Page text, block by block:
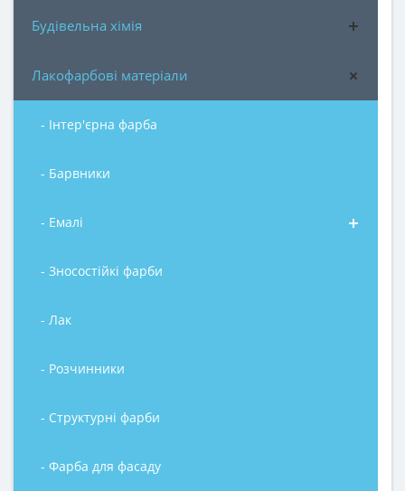
Будівельна хімія
Лакофарбові матеріали
- Інтер'єрна фарба
- Барвники
- Емалі
- Зносостійкі фарби
- Лак
- Розчинники
- Структурні фарби
- Фарба для фасаду